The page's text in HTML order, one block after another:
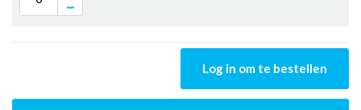
Log in om te bestellen